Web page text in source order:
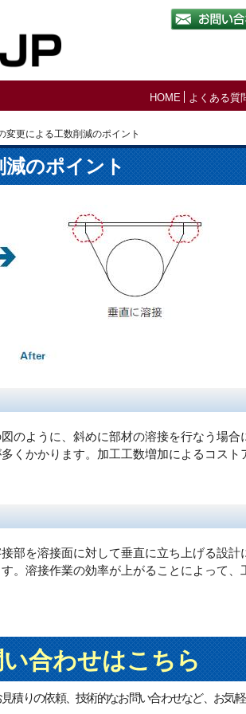
HOME よくある質
変更による工数削減のポイント
減のポイント
のように、斜めに部材の溶接を行なう場合
くかかります。加工工数増加によるコスト
部を溶接面に対して垂直に立ち上げる設計
。溶接作業の効率が上がることによって、
合わせはこちら
見積りの依頼、技術的なお問い合わせなど、お気軽